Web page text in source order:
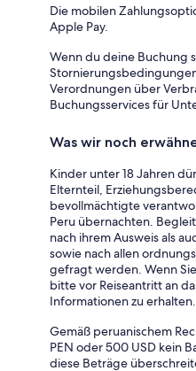
Die mobilen
Apple Pay.
Wenn du deine Buchung
Verordnungen über
Buchungsservices für
Was wir noch
Kinder unter 18 Jahren
Elternteil,
bevollmächtigte
Peru übernachten.
nach ihrem Ausweis als
sowie nach allen
gefragt werden. Wenn
bitte vor Reiseantritt an
Informationen zu erhalten.
Gemäß peruanischem
PEN oder 500 USD kein
diese Beträge